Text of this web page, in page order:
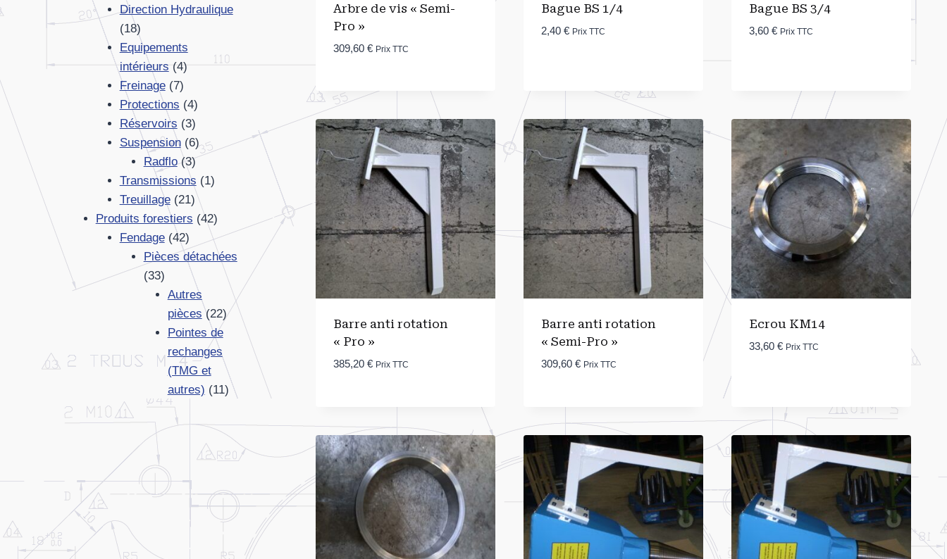
Arbre de vis « Semi-
Pro »
309,60 € Prix TTC
Bague BS 1/4
2,40 € Prix TTC
Bague BS 3/4
3,60 € Prix TTC
Barre anti rotation
« Pro »
385,20 € Prix TTC
Barre anti rotation
« Semi-Pro »
309,60 € Prix TTC
Ecrou KM14
33,60 € Prix TTC
produit
Direction Hydraulique
1818
produits
Equipements
intérieurs
44
produits
Freinage 77
produits
Protections 44
produits
Réservoirs 33
produits
Suspension 66
produits
Radflo 33
produits
Transmissions 11
Treuillage 2121
produits
Produits forestiers 4242
produits
Fendage 4242
produits
Pièces détachées
3333
produits
Autres
pièces
2222
produits
Pointes de
rechanges
(TMG et
autres)
1111